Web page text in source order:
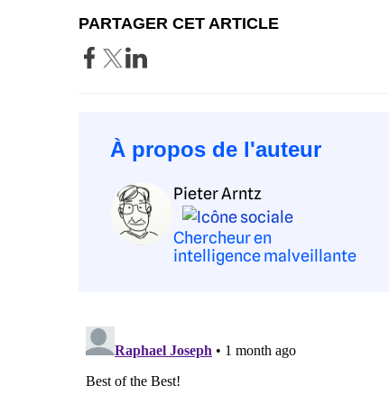
PARTAGER CET ARTICLE
À propos de l'auteur
Pieter Arntz
Chercheur en
intelligence malveillante